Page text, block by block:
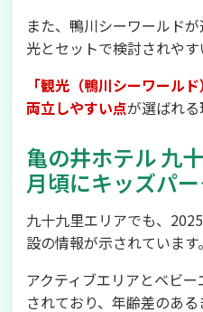
また、鴨川シーワールド
光とセットで検討されやす
「観光（鴨川シーワール
両立しやすい点が選ばれる
亀の井ホテル 九
月頃にキッズパ
九十九里エリアでも、
設の情報が示されています。
アクティブエリアとベビ
されており、年齢差のあ